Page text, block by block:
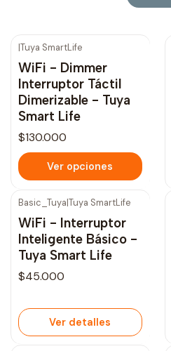
|Tuya SmartLife
WiFi - Dimmer
Interruptor Táctil
Dimerizable - Tuya
Smart Life
$130.000
Ver opciones
Basic_Tuya|Tuya SmartLife
WiFi - Interruptor
Inteligente Básico -
Tuya Smart Life
$45.000
Ver detalles